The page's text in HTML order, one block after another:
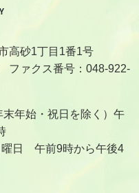
高砂1丁目1番1号
ファクス番号：048-922-
年始・祝日を除く）午
曜日 午前9時から午後4